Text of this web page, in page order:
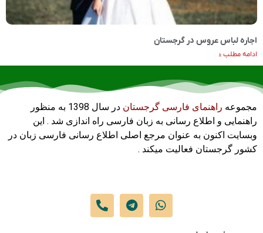
اجاره لباس عروس در گرجستان
ادامه مطلب »
مجموعه راهنمای فارسی گرجستان
در سال 1398 به منظور
راهنمایی و اطلاع رسانی به زبان فارسی راه اندازی شد . این
وبسایت اکنون به عنوان مرجع اصلی اطلاع رسانی فارسی زبان در
کشور گرجستان فعالیت میکند .